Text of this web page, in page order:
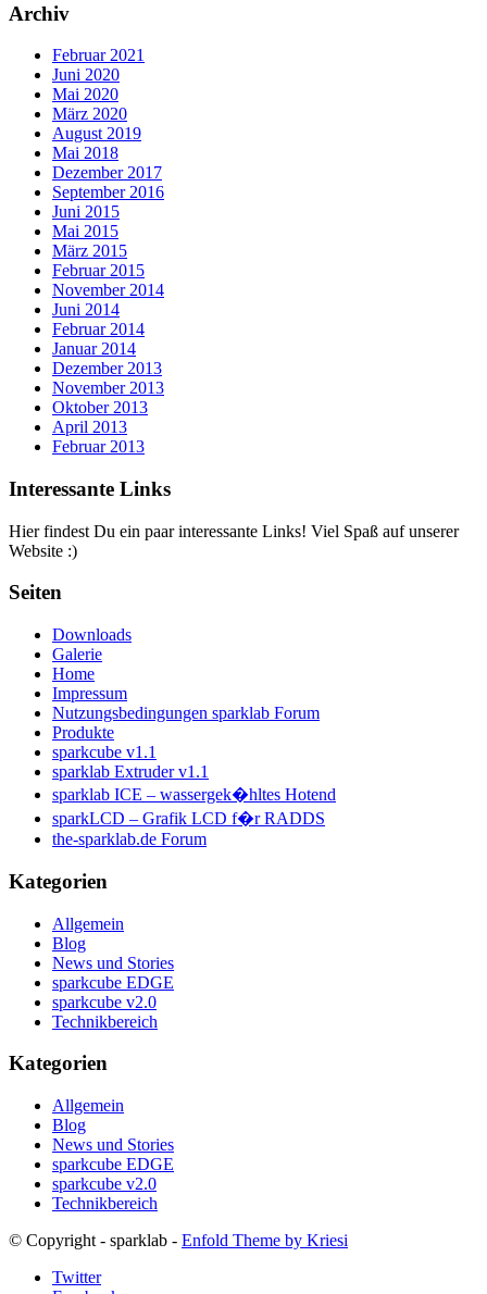
Archiv
Februar 2021
Juni 2020
Mai 2020
März 2020
August 2019
Mai 2018
Dezember 2017
September 2016
Juni 2015
Mai 2015
März 2015
Februar 2015
November 2014
Juni 2014
Februar 2014
Januar 2014
Dezember 2013
November 2013
Oktober 2013
April 2013
Februar 2013
Interessante Links
Hier findest Du ein paar interessante Links! Viel Spaß auf unserer
Website :)
Seiten
Downloads
Galerie
Home
Impressum
Nutzungsbedingungen sparklab Forum
Produkte
sparkcube v1.1
sparklab Extruder v1.1
sparklab ICE – wassergek�hltes Hotend
sparkLCD – Grafik LCD f�r RADDS
the-sparklab.de Forum
Kategorien
Allgemein
Blog
News und Stories
sparkcube EDGE
sparkcube v2.0
Technikbereich
Kategorien
Allgemein
Blog
News und Stories
sparkcube EDGE
sparkcube v2.0
Technikbereich
© Copyright - sparklab - Enfold Theme by Kriesi
Twitter